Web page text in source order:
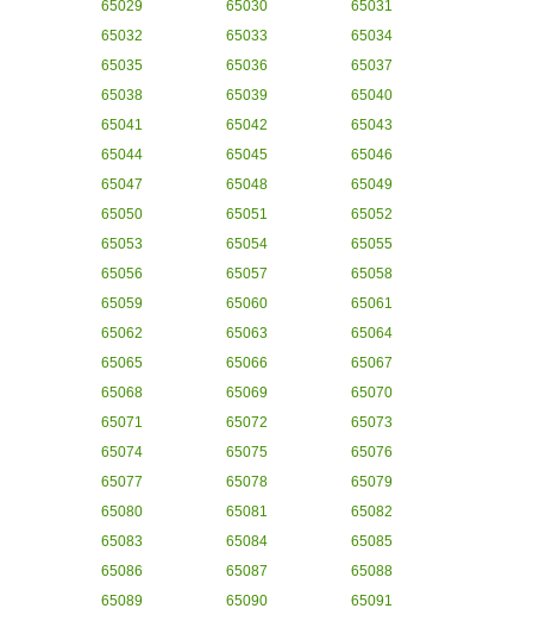
65029
65030
65031
65032
65033
65034
65035
65036
65037
65038
65039
65040
65041
65042
65043
65044
65045
65046
65047
65048
65049
65050
65051
65052
65053
65054
65055
65056
65057
65058
65059
65060
65061
65062
65063
65064
65065
65066
65067
65068
65069
65070
65071
65072
65073
65074
65075
65076
65077
65078
65079
65080
65081
65082
65083
65084
65085
65086
65087
65088
65089
65090
65091